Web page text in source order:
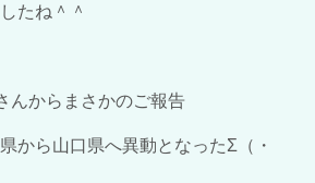
たね＾＾
からまさかのご報告
から山口県へ異動となったΣ（・